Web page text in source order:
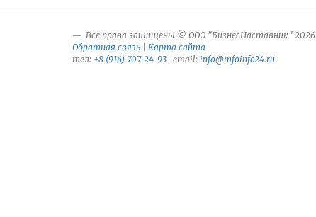
Все права защищены © ООО "БизнесНаставник" 2026
Обратная связь
Карта сайта
тел: +8 (916) 707-24-93 email: info@mfoinfo24.ru